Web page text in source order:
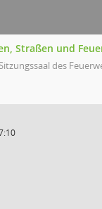
Straßen und
des